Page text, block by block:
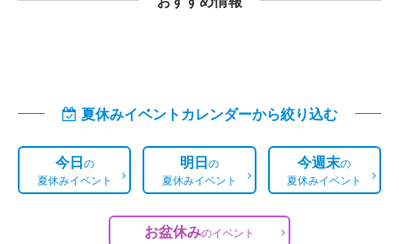
夏休みイベントカレンダーから絞り込む
今日の
夏休みイベント
明日の
夏休みイベント
今週末の
夏休みイベント
お盆休みのイベント